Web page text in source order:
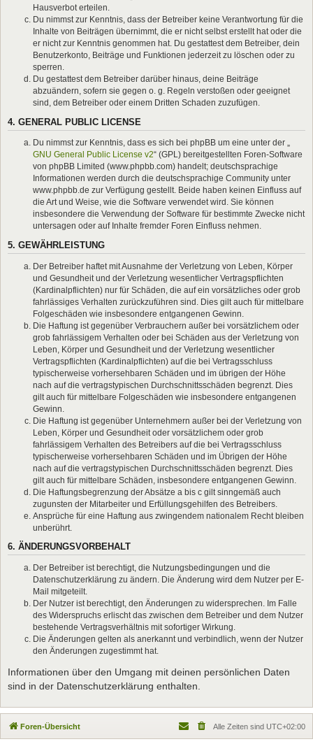
Hausverbot erteilen.
Du nimmst zur Kenntnis, dass der Betreiber keine Verantwortung für die
Inhalte von Beiträgen übernimmt, die er nicht selbst erstellt hat oder die
er nicht zur Kenntnis genommen hat. Du gestattest dem Betreiber, dein
Benutzerkonto, Beiträge und Funktionen jederzeit zu löschen oder zu
sperren.
Du gestattest dem Betreiber darüber hinaus, deine Beiträge
abzuändern, sofern sie gegen o. g. Regeln verstoßen oder geeignet
sind, dem Betreiber oder einem Dritten Schaden zuzufügen.
4. GENERAL PUBLIC LICENSE
Du nimmst zur Kenntnis, dass es sich bei phpBB um eine unter der „
GNU General Public License v2“ (GPL) bereitgestellten Foren-Software
von phpBB Limited (www.phpbb.com) handelt; deutschsprachige
Informationen werden durch die deutschsprachige Community unter
www.phpbb.de zur Verfügung gestellt. Beide haben keinen Einfluss auf
die Art und Weise, wie die Software verwendet wird. Sie können
insbesondere die Verwendung der Software für bestimmte Zwecke nicht
untersagen oder auf Inhalte fremder Foren Einfluss nehmen.
5. GEWÄHRLEISTUNG
Der Betreiber haftet mit Ausnahme der Verletzung von Leben, Körper
und Gesundheit und der Verletzung wesentlicher Vertragspflichten
(Kardinalpflichten) nur für Schäden, die auf ein vorsätzliches oder grob
fahrlässiges Verhalten zurückzuführen sind. Dies gilt auch für mittelbare
Folgeschäden wie insbesondere entgangenen Gewinn.
Die Haftung ist gegenüber Verbrauchern außer bei vorsätzlichem oder
grob fahrlässigem Verhalten oder bei Schäden aus der Verletzung von
Leben, Körper und Gesundheit und der Verletzung wesentlicher
Vertragspflichten (Kardinalpflichten) auf die bei Vertragsschluss
typischerweise vorhersehbaren Schäden und im übrigen der Höhe
nach auf die vertragstypischen Durchschnittsschäden begrenzt. Dies
gilt auch für mittelbare Folgeschäden wie insbesondere entgangenen
Gewinn.
Die Haftung ist gegenüber Unternehmern außer bei der Verletzung von
Leben, Körper und Gesundheit oder vorsätzlichem oder grob
fahrlässigem Verhalten des Betreibers auf die bei Vertragsschluss
typischerweise vorhersehbaren Schäden und im Übrigen der Höhe
nach auf die vertragstypischen Durchschnittsschäden begrenzt. Dies
gilt auch für mittelbare Schäden, insbesondere entgangenen Gewinn.
Die Haftungsbegrenzung der Absätze a bis c gilt sinngemäß auch
zugunsten der Mitarbeiter und Erfüllungsgehilfen des Betreibers.
Ansprüche für eine Haftung aus zwingendem nationalem Recht bleiben
unberührt.
6. ÄNDERUNGSVORBEHALT
Der Betreiber ist berechtigt, die Nutzungsbedingungen und die
Datenschutzerklärung zu ändern. Die Änderung wird dem Nutzer per E-
Mail mitgeteilt.
Der Nutzer ist berechtigt, den Änderungen zu widersprechen. Im Falle
des Widerspruchs erlischt das zwischen dem Betreiber und dem Nutzer
bestehende Vertragsverhältnis mit sofortiger Wirkung.
Die Änderungen gelten als anerkannt und verbindlich, wenn der Nutzer
den Änderungen zugestimmt hat.
Informationen über den Umgang mit deinen persönlichen Daten
sind in der Datenschutzerklärung enthalten.
Foren-Übersicht Alle Zeiten sind UTC+02:00